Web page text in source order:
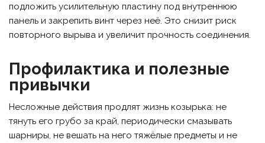
подложить усилительную пластину под внутреннюю
панель и закрепить винт через неё. Это снизит риск
повторного вырыва и увеличит прочность соединения.
Профилактика и полезные
привычки
Несложные действия продлят жизнь козырька: не
тянуть его грубо за край, периодически смазывать
шарниры, не вешать на него тяжёлые предметы и не